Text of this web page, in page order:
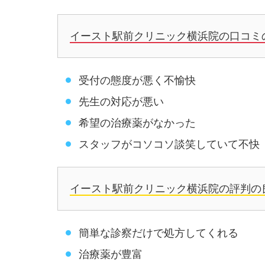
イースト駅前クリニック横浜院の口コミ
受付の態度が悪く不愉快
先生の対応が悪い
希望の治療薬がなかった
スタッフがコソコソ談笑していて不快
イースト駅前クリニック横浜院の評判の
簡単な診察だけで処方してくれる
治療薬が豊富